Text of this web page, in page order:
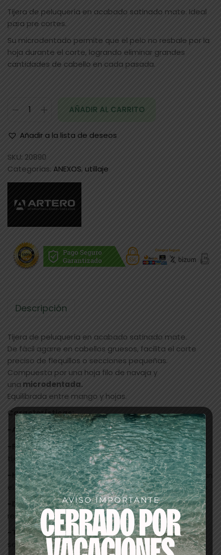
Tijera de peluquería en acabado satinado mate. Ideal
para pre cortes.
Su microdentado permite que el pelo no resbale por la
hoja durante el corte, logrando eliminar grandes
cantidades de cabello en cada pasada.
AÑADIR AL CARRITO
Añadir a la lista de deseos
SKU: 20890
Categorías: ANEXOS, utillaje
Descripción
Tijera de peluquería en acabado satinado mate.
De fácil agarre en cabellos gruesos, facilita el corte
preciso de flequillos o secciones pequeñas.
Compuesta por una hoja filo de navaja y
una microdentada.
Equilibrada entre mango y hojas.
Características:
-Aleación:de acero japonés V-1 acero inox.
-Filo microdentado: Para cortes en recto o peine y
tijera.
-Hojas cóncavas:Logran un corte más suave, facilitan
el mantenimiento, evitan roces y atascos intermedios.
-Dureza: 57Hrc +/-1 es un acero de mayor dureza,
resistente.
-Tipo de eje : Regulable, nos permite regular el tornillo
segun la suavidad que queramos.